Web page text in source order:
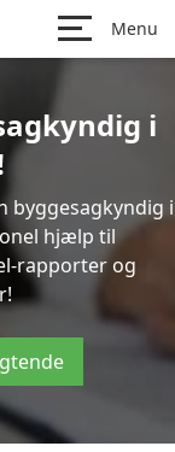
Menu
i
byggesagkyndig i
hjælp til
rapporter og